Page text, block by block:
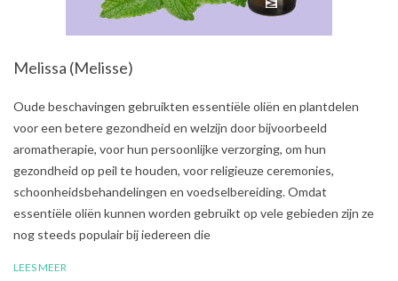
Melissa (Melisse)
2021-
Oude beschavingen gebruikten essentiële oliën en plantdelen
voor een betere gezondheid en welzijn door bijvoorbeeld
aromatherapie, voor hun persoonlijke verzorging, om hun
gezondheid op peil te houden, voor religieuze ceremonies,
schoonheidsbehandelingen en voedselbereiding. Omdat
essentiële oliën kunnen worden gebruikt op vele gebieden zijn ze
nog steeds populair bij iedereen die
LEES MEER